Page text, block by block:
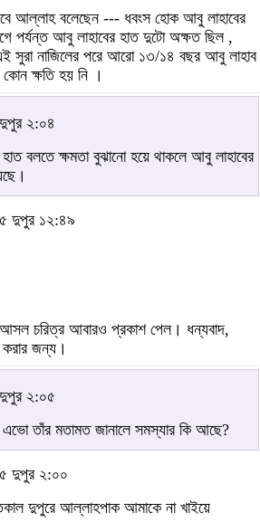
আল্লাহ বলেছেন --- ধবংস হোক আবু লাহাবের
পর্যন্ত আবু লাহাবের হাত দুটো অক্ষত ছিল ,
সুরা নাজিলের পরে আরো ১৩/১৪ বছর আবু লাহাব
কোন ক্ষতি হয় নি ।
২:০৪
বলতে ক্ষমতা বুঝানো হয়ে থাকলে আবু লাহাবের
দুপুর ১২:৪৯
চরিত্র আবারও প্রকাশ পেল। ধন্যবাদ,
জন্য।
২:০৫
তাঁর মতামত জানালে সমস্যার কি আছে?
দুপুর ২:০০
দুপুরে আল্লাহপাক আমাকে না খাইয়ে